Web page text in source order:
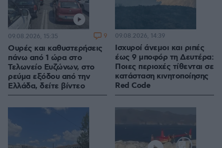
Ουρές και καθυστερήσεις
πάνω από 1 ώρα στο
Τελωνείο Ευζώνων, στο
ρεύμα εξόδου από την
Ελλάδα, δείτε βίντεο
09.08.2026, 15:35 9
Ισχυροί άνεμοι και ριπές
έως 9 μποφόρ τη Δευτέρα:
Ποιες περιοχές τίθενται σε
κατάσταση κινητοποίησης
Red Code
09.08.2026, 14:39